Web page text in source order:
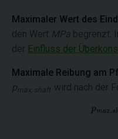
Maximaler Wert des
den Wert MPa begrenzt.
der Einfluss der
Maximale Reibung am
pmax, shaft wird nach der